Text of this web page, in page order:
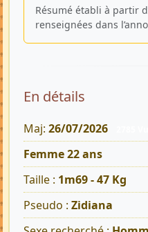
Résumé établi à partir
renseignées dans
En détails
Maj: 26/07/2026
Femme 22 ans
Taille : 1m69 - 47 Kg
Pseudo : Zidiana